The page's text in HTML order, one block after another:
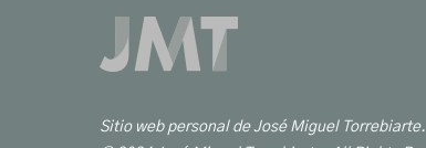
Sitio web personal de José Miguel Torrebiarte.